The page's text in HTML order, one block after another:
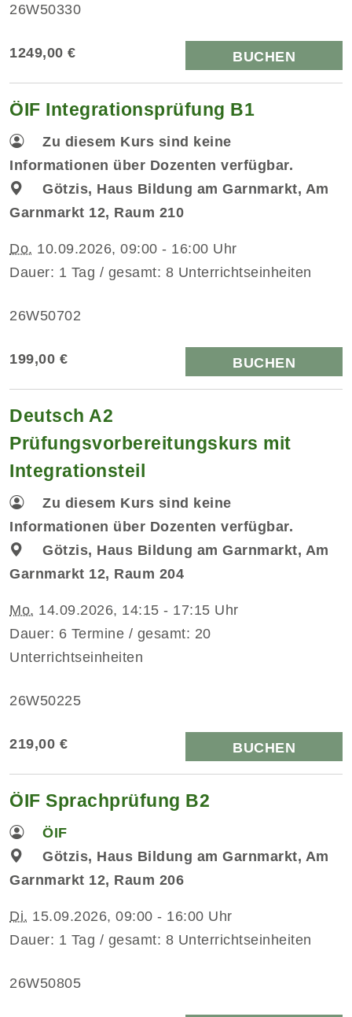
26W50330
1249,00 € BUCHEN
ÖIF Integrationsprüfung B1
Zu diesem Kurs sind keine
Informationen über Dozenten verfügbar.
Götzis, Haus Bildung am Garnmarkt, Am
Garnmarkt 12, Raum 210
Do. 10.09.2026, 09:00 - 16:00 Uhr
Dauer: 1 Tag / gesamt: 8 Unterrichtseinheiten
26W50702
199,00 € BUCHEN
Deutsch A2
Prüfungsvorbereitungskurs mit
Integrationsteil
Zu diesem Kurs sind keine
Informationen über Dozenten verfügbar.
Götzis, Haus Bildung am Garnmarkt, Am
Garnmarkt 12, Raum 204
Mo. 14.09.2026, 14:15 - 17:15 Uhr
Dauer: 6 Termine / gesamt: 20
Unterrichtseinheiten
26W50225
219,00 € BUCHEN
ÖIF Sprachprüfung B2
ÖIF
Götzis, Haus Bildung am Garnmarkt, Am
Garnmarkt 12, Raum 206
Di. 15.09.2026, 09:00 - 16:00 Uhr
Dauer: 1 Tag / gesamt: 8 Unterrichtseinheiten
26W50805